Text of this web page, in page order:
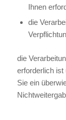
Ihnen
die
die
erforderlich ist
Sie ein